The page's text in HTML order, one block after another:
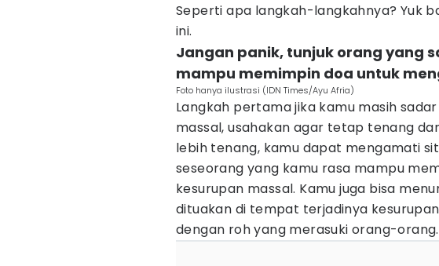
Seperti apa langkah-langkahnya? Yuk
ini.
Jangan panik, tunjuk orang yang
mampu memimpin doa untuk
Foto hanya ilustrasi (IDN Times/Ayu Afria)
Langkah pertama jika kamu masih
massal, usahakan agar tetap tenang
lebih tenang, kamu dapat mengamati
seseorang yang kamu rasa mampu
kesurupan massal. Kamu juga bisa
dituakan di tempat terjadinya
dengan roh yang merasuki orang-orang.